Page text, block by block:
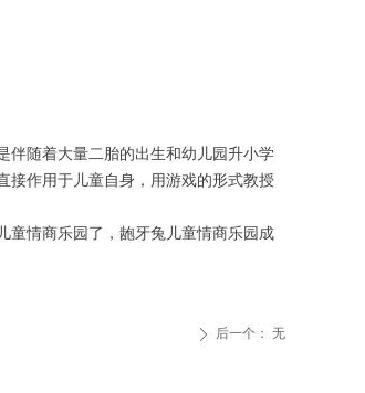
伴随着大量二胎的出生和幼儿园升小学
接作用于儿童自身，用游戏的形式教授
童情商乐园了，龅牙兔儿童情商乐园成
ꄲ 后一个： 无